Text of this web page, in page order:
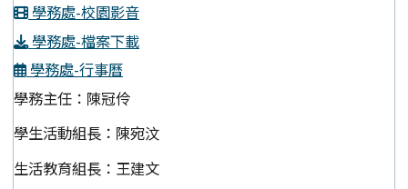
學務處-校園影音
學務處-檔案下載
學務處-行事曆
學務主任：陳冠伶
學生活動組長：陳宛汶
生活教育組長：王建文